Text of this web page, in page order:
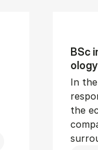
BSc
ology
In
the